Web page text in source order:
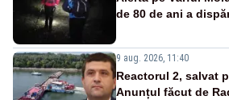
de 80 de ani a
9 aug. 2026, 11:40
Reactorul 2, salvat
Anunțul făcut de